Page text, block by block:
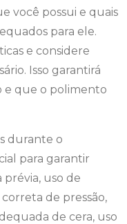
você possui e quais
para ele.
e considere
Isso garantirá
e que o polimento
durante o
para garantir
prévia, uso de
de pressão,
de cera, uso